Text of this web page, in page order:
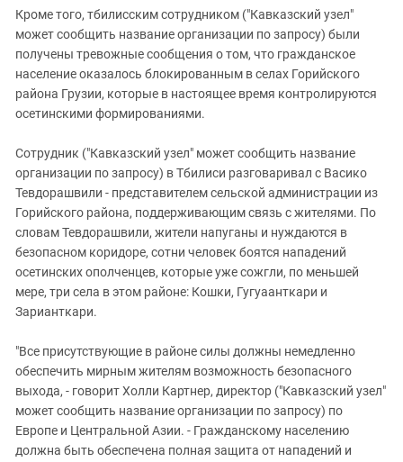
Кроме того, тбилисским сотрудником ("Кавказский узел"
может сообщить название организации по запросу) были
получены тревожные сообщения о том, что гражданское
население оказалось блокированным в селах Горийского
района Грузии, которые в настоящее время контролируются
осетинскими формированиями.
Сотрудник ("Кавказский узел" может сообщить название
организации по запросу) в Тбилиси разговаривал с Васико
Тевдорашвили - представителем сельской администрации из
Горийского района, поддерживающим связь с жителями. По
словам Тевдорашвили, жители напуганы и нуждаются в
безопасном коридоре, сотни человек боятся нападений
осетинских ополченцев, которые уже сожгли, по меньшей
мере, три села в этом районе: Кошки, Гугуаанткари и
Зарианткари.
"Все присутствующие в районе силы должны немедленно
обеспечить мирным жителям возможность безопасного
выхода, - говорит Холли Картнер, директор ("Кавказский узел"
может сообщить название организации по запросу) по
Европе и Центральной Азии. - Гражданскому населению
должна быть обеспечена полная защита от нападений и